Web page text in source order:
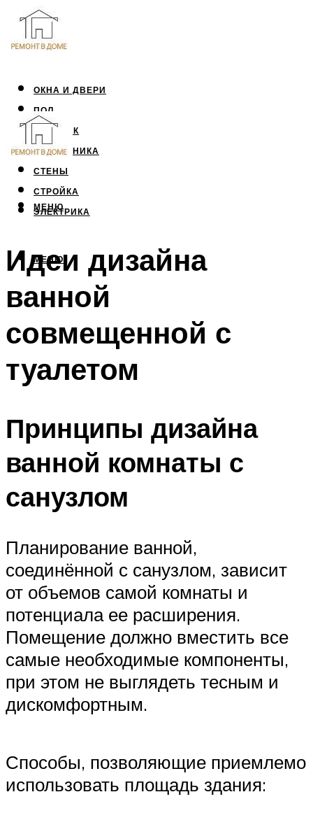
ОКНА И ДВЕРИ
ПОЛ
ПОТОЛОК
САНТЕХНИКА
СТЕНЫ
СТРОЙКА
ЭЛЕКТРИКА
МЕНЮ
МЕНЮ
Идеи дизайна
ванной
совмещенной с
туалетом
Принципы дизайна
ванной комнаты с
санузлом
Планирование ванной,
соединённой с санузлом, зависит
от объемов самой комнаты и
потенциала ее расширения.
Помещение должно вместить все
самые необходимые компоненты,
при этом не выглядеть тесным и
дискомфортным.
Способы, позволяющие приемлемо
использовать площадь здания: